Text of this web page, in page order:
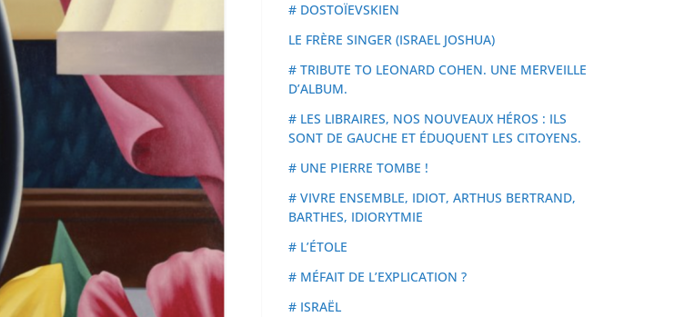
# DOSTOÏEVSKIEN
LE FRÈRE SINGER (ISRAEL JOSHUA)
# TRIBUTE TO LEONARD COHEN. UNE MERVEILLE
D’ALBUM.
# LES LIBRAIRES, NOS NOUVEAUX HÉROS : ILS
SONT DE GAUCHE ET ÉDUQUENT LES CITOYENS.
# UNE PIERRE TOMBE !
# VIVRE ENSEMBLE, IDIOT, ARTHUS BERTRAND,
BARTHES, IDIORYTMIE
# L’ÉTOLE
# MÉFAIT DE L’EXPLICATION ?
# ISRAËL